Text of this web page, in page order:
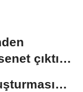
çıktı: